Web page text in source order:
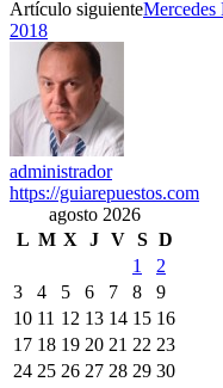
Artículo siguiente
2018
administrador
https://guiarepuestos.com
agosto 2026
L M X J V S D
1
2
3
4 5 6 7 8
9
10 11 12 13 14 15 16
17 18 19 20 21 22 23
24 25 26 27 28 29 30